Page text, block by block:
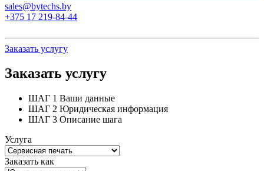
sales@bytechs.by
+375 17 219-84-44
Заказать услугу
Заказать услугу
ШАГ 1 Ваши данные
ШАГ 2 Юридическая информация
ШАГ 3 Описание шага
Услуга
Заказать как